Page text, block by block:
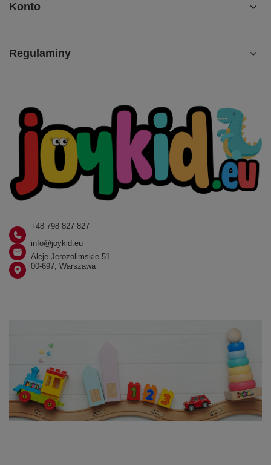
Konto
Regulaminy
+48 798 827 827
info@joykid.eu
Aleje Jerozolimskie 51
00-697, Warszawa